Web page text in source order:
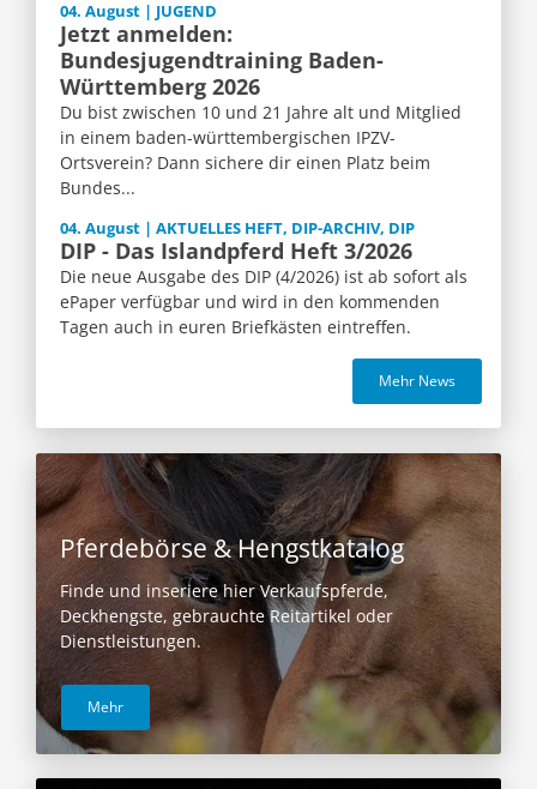
04. August | JUGEND
Jetzt anmelden:
Bundesjugendtraining Baden-
Württemberg 2026
Du bist zwischen 10 und 21 Jahre alt und Mitglied
in einem baden-württembergischen IPZV-
Ortsverein? Dann sichere dir einen Platz beim
Bundes...
04. August | AKTUELLES HEFT, DIP-ARCHIV, DIP
DIP - Das Islandpferd Heft 3/2026
Die neue Ausgabe des DIP (4/2026) ist ab sofort als
ePaper verfügbar und wird in den kommenden
Tagen auch in euren Briefkästen eintreffen.
Mehr News
Pferdebörse & Hengstkatalog
Finde und inseriere hier Verkaufspferde,
Deckhengste, gebrauchte Reitartikel oder
Dienstleistungen.
Mehr